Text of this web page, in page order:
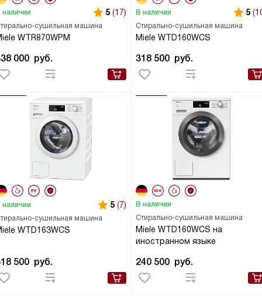
сушильная машина
WTR870WPM
наличии 5 (17)
000 руб.
Стирально-сушильная машина
Miele WTD160WCS
В наличии 5
318 500 руб.
сушильная машина
WTD163WCS
наличии 5 (7)
500 руб.
Стирально-сушильная машина
Miele WTD160WCS на
иностранном языке
В наличии
240 500 руб.